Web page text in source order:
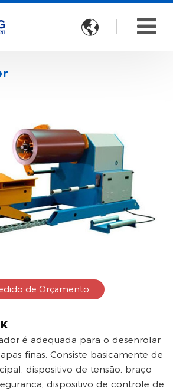

de Orçamento
é adequada para o desenrolar
finas. Consiste basicamente de
dispositivo de tensão, braço
dispositivo de controle de